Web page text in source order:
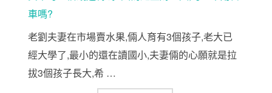
車嗎?
老劉夫妻在市場賣水果,倆人育有3個孩子,老大已
經大學了,最小的還在讀國小,夫妻倆的心願就是拉
拔3個孩子長大,希 …